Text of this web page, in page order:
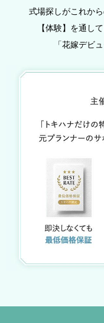
式場探しがこれか
【体験】を通し
「花嫁デビ